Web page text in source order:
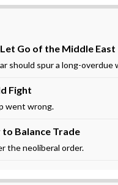
Go of the Middle East
should spur a long-overdue
Fight
went wrong.
to Balance Trade
the neoliberal order.